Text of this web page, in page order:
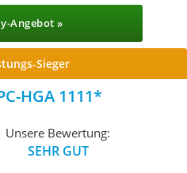
Angebot »
Sieger
HGA 1111
Unsere Bewertung:
SEHR GUT